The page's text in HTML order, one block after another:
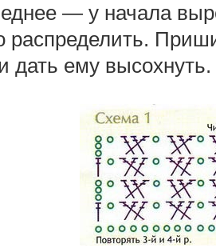
— у начала
распределить.
дать ему высохнуть.